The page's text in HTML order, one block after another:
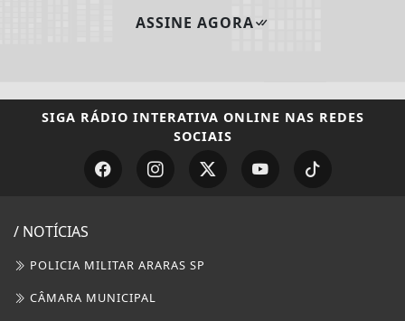
ASSINE AGORA
SIGA RÁDIO INTERATIVA ONLINE NAS REDES
SOCIAIS
/ NOTÍCIAS
POLICIA MILITAR ARARAS SP
CÂMARA MUNICIPAL